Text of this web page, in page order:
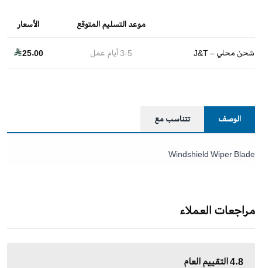
موعد التسليم المتوقع الأسعار
شحن محلي – J&T 3-5أيام عمل 25.00
الوصف تتناسب مع
Windshield Wiper Blade
مراجعات العملاء
4.8التقييم العام